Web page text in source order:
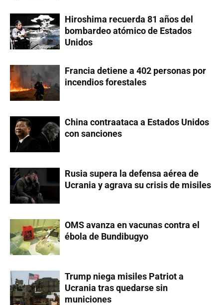
Hiroshima recuerda 81 años del
bombardeo atómico de Estados
Unidos
Francia detiene a 402 personas por
incendios forestales
China contraataca a Estados Unidos
con sanciones
Rusia supera la defensa aérea de
Ucrania y agrava su crisis de misiles
OMS avanza en vacunas contra el
ébola de Bundibugyo
Trump niega misiles Patriot a
Ucrania tras quedarse sin
municiones